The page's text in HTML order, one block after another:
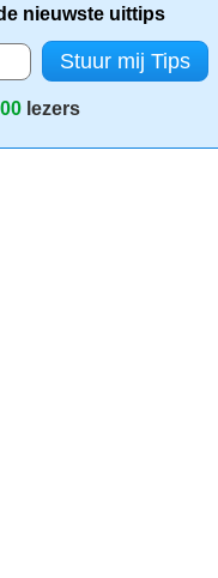
nieuwste uittips
lezers